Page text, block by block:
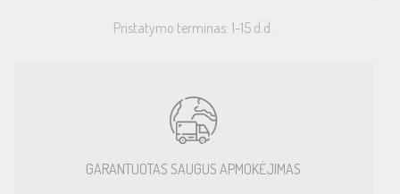
Pristatymo terminas: 1-15 d.d.
GARANTUOTAS SAUGUS APMOKĖJIMAS